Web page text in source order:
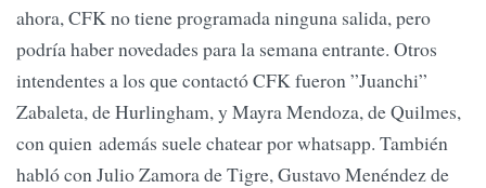
ahora, CFK no tiene programada ninguna salida, pero
podría haber novedades para la semana entrante. Otros
intendentes a los que contactó CFK fueron ”Juanchi”
Zabaleta, de Hurlingham, y Mayra Mendoza, de Quilmes,
con quien además suele chatear por whatsapp. También
habló con Julio Zamora de Tigre, Gustavo Menéndez de